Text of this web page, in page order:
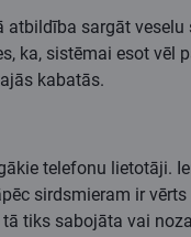
sargāt
ka, sistēmai esot
kabatās.
telefonu lietotāji.
sirdsmieram ir
tiks sabojāta vai